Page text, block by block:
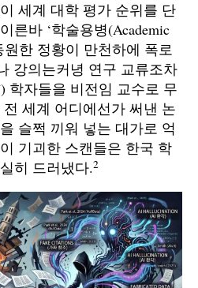
세계 대학 평가 순위를 단
른바 ‘학술용병(Academic
원한 정황이 만천하에 폭로
강의는커녕 연구 교류조차
학자들을 비전임 교수로 무
세계 어디에선가 써낸 논
슬쩍 끼워 넣는 대가로 억
기괴한 스캔들은 한국 학
히 드러냈다.2